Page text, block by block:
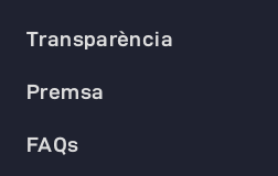
Transparència
Premsa
FAQs